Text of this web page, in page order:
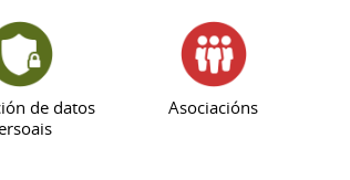
de datos
Asociacións